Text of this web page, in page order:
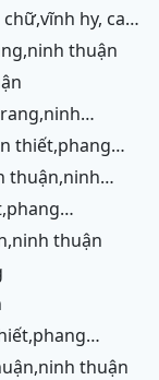
thuận
thuận
thuận